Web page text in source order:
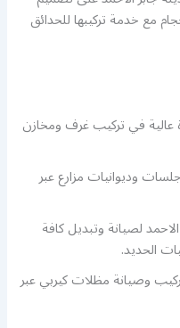
مع خدمة تركيبها للحدائق
عالية في تركيب غرف ومخازن
وديوانيات مزارع عبر
لصيانة وتبديل كافة
الحديد.
وصيانة مظلات كيربي عبر